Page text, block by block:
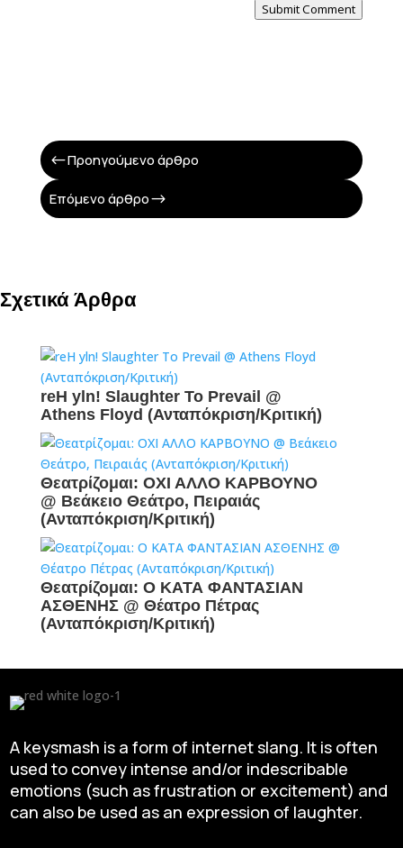
Submit Comment
#Προηγούμενο άρθρο
Επόμενο άρθρο$
Σχετικά Άρθρα
reH yln! Slaughter To Prevail @
Athens Floyd (Ανταπόκριση/Κριτική)
Θεατρίζομαι: ΟΧΙ ΑΛΛΟ ΚΑΡΒΟΥΝΟ
@ Βεάκειο Θεάτρο, Πειραιάς
(Ανταπόκριση/Κριτική)
Θεατρίζομαι: Ο ΚΑΤΑ ΦΑΝΤΑΣΙΑΝ
ΑΣΘΕΝΗΣ @ Θέατρο Πέτρας
(Ανταπόκριση/Κριτική)
A keysmash is a form of internet slang. It is often
used to convey intense and/or indescribable
emotions (such as frustration or excitement) and
can also be used as an expression of laughter.